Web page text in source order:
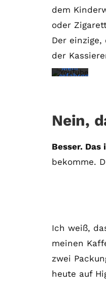
dem
oder
Der
der
Videos
Sie
die
von
YouTube.
Mehr
erfahren
YouTube
immer
entsperren
Nein,
Besser.
bekomme.
Ich weiß,
meinen
zwei
heute auf